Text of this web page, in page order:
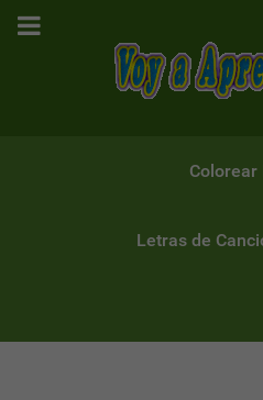
Colorear
Letras de